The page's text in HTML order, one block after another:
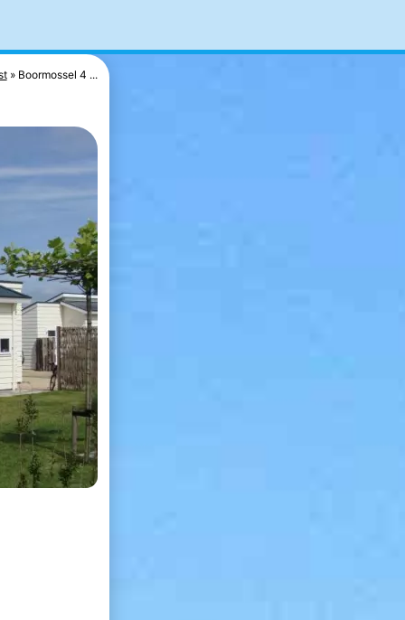
Boormossel 4 ...